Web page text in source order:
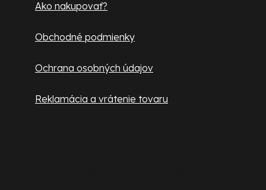
y
v
ý
p
i
Ako nakupovať?
Obchodné podmienky
Ochrana osobných údajov
Reklamácia a vrátenie tovaru